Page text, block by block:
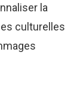
la
culturelles